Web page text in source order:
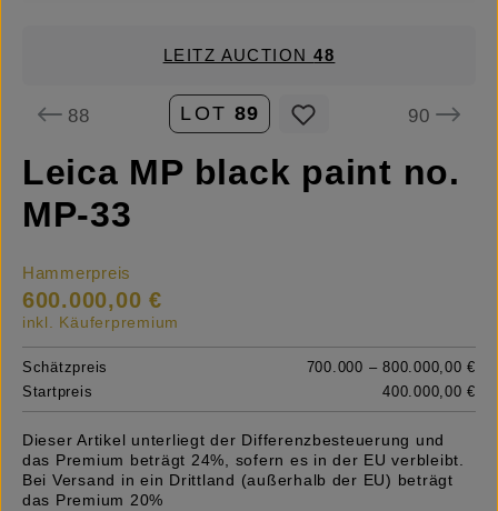
LEITZ AUCTION48
88 LOT 89 90
Leica MP black paint no.
MP-33
Hammerpreis
600.000,00 €
inkl. Käuferpremium
Schätzpreis
700.000 – 800.000,00 €
Startpreis
400.000,00 €
Dieser Artikel unterliegt der Differenzbesteuerung und
das Premium beträgt 24%, sofern es in der EU verbleibt.
Bei Versand in ein Drittland (außerhalb der EU) beträgt
das Premium 20%